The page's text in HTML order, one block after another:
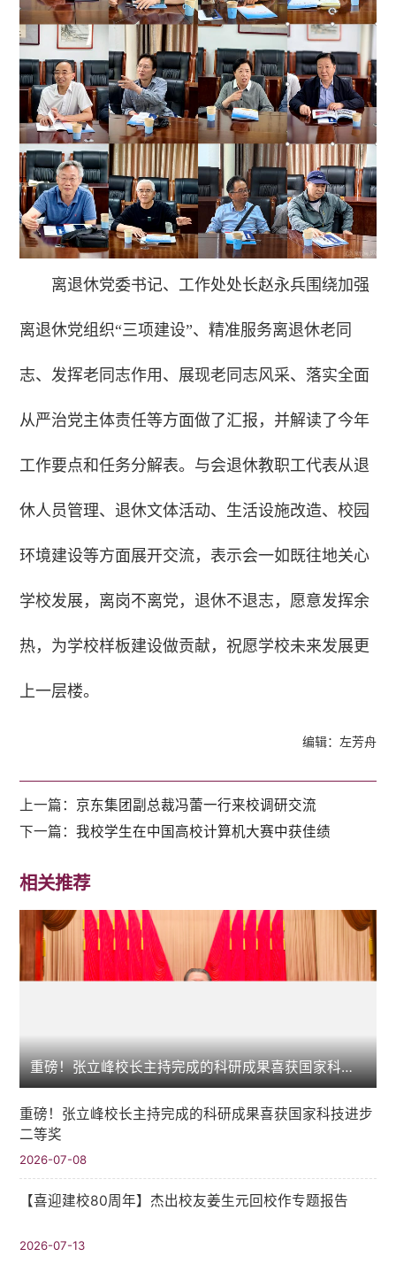
离退休党委书记、工作处处长赵永兵围绕加强
离退休党组织“三项建设”、精准服务离退休老同
志、发挥老同志作用、展现老同志风采、落实全面
从严治党主体责任等方面做了汇报，并解读了今年
工作要点和任务分解表。与会退休教职工代表从退
休人员管理、退休文体活动、生活设施改造、校园
环境建设等方面展开交流，表示会一如既往地关心
学校发展，离岗不离党，退休不退志，愿意发挥余
热，为学校样板建设做贡献，祝愿学校未来发展更
上一层楼。
编辑：左芳舟
上一篇： 京东集团副总裁冯蕾一行来校调研交流
下一篇：我校学生在中国高校计算机大赛中获佳绩
相关推荐
重磅！张立峰校长主持完成的科研成果喜获国家科技进步二等奖
重磅！张立峰校长主持完成的科研成果喜获国家科技进步
二等奖
2026-07-08
【喜迎建校80周年】杰出校友姜生元回校作专题报告
2026-07-13